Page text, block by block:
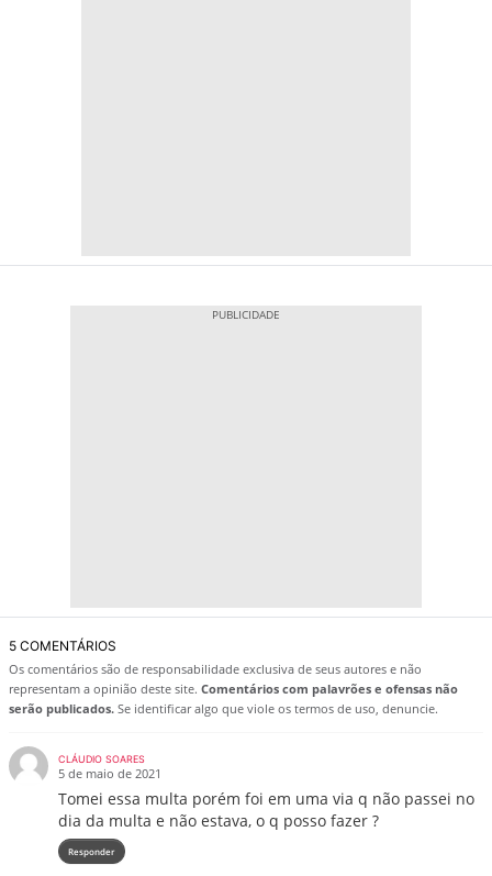
5 COMENTÁRIOS
Os comentários são de responsabilidade exclusiva de seus autores e não
representam a opinião deste site. Comentários com palavrões e ofensas não
serão publicados. Se identificar algo que viole os termos de uso, denuncie.
CLÁUDIO SOARES
5 de maio de 2021
Tomei essa multa porém foi em uma via q não passei no
dia da multa e não estava, o q posso fazer ?
Responder